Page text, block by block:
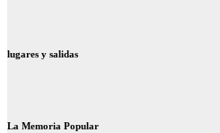
lugares y salidas
La Memoria Popular